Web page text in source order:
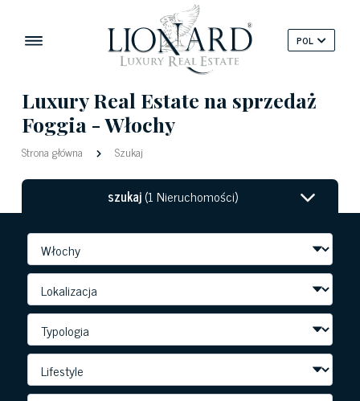
POL
Luxury Real Estate na sprzedaż
Foggia - Włochy
Strona główna Szukaj
szukaj(1 Nieruchomości)